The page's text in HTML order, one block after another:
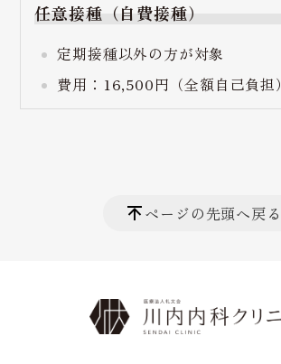
任意接種（自費接種）
定期接種以外の方が対象
費用：16,500円（全額自己負担）
ページの先頭へ戻る